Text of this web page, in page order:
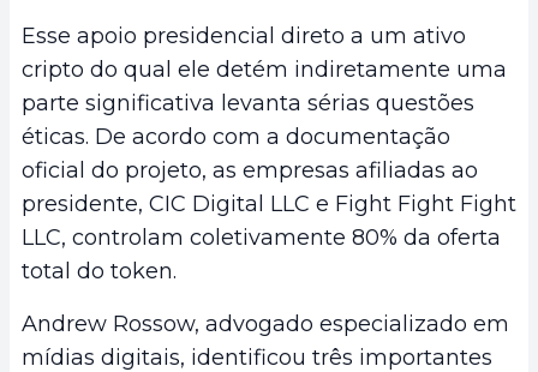
Esse apoio presidencial direto a um ativo
cripto do qual ele detém indiretamente uma
parte significativa levanta sérias questões
éticas. De acordo com a documentação
oficial do projeto, as empresas afiliadas ao
presidente, CIC Digital LLC e Fight Fight Fight
LLC, controlam coletivamente 80% da oferta
total do token.
Andrew Rossow, advogado especializado em
mídias digitais, identificou três importantes